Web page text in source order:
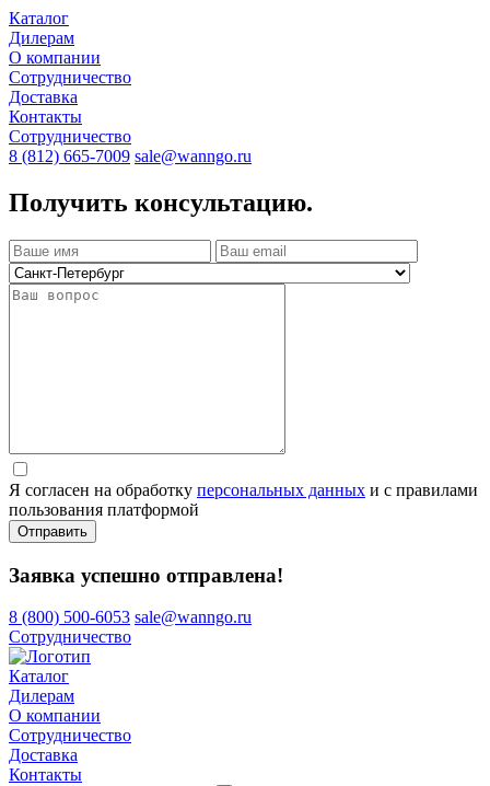
Каталог
Дилерам
О компании
Сотрудничество
Доставка
Контакты
Сотрудничество
8 (812) 665-7009 sale@wanngo.ru
Получить консультацию.
Я согласен на обработку персональных данных и с правилами
пользования платформой
Отправить
Заявка успешно отправлена!
8 (800) 500-6053 sale@wanngo.ru
Сотрудничество
Каталог
Дилерам
О компании
Сотрудничество
Доставка
Контакты